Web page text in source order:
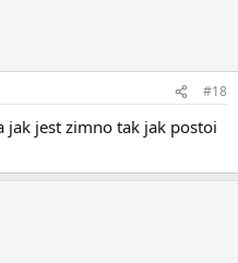
#18
jak jest zimno tak jak postoi